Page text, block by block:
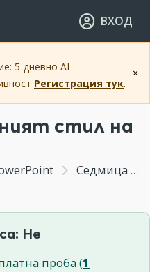
ВХОД
×
5-дневно AI
Регистрация тук.
стил на
Седмица 9 - 7 топ презентатори в света
Не
проба (1